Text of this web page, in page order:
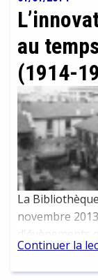
au
(1914-
La
novembre
d'évènements
industrielles en
des pôles de
Continuer la